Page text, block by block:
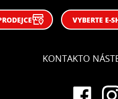
VYBERTE E-
KONTAKTO NÁS